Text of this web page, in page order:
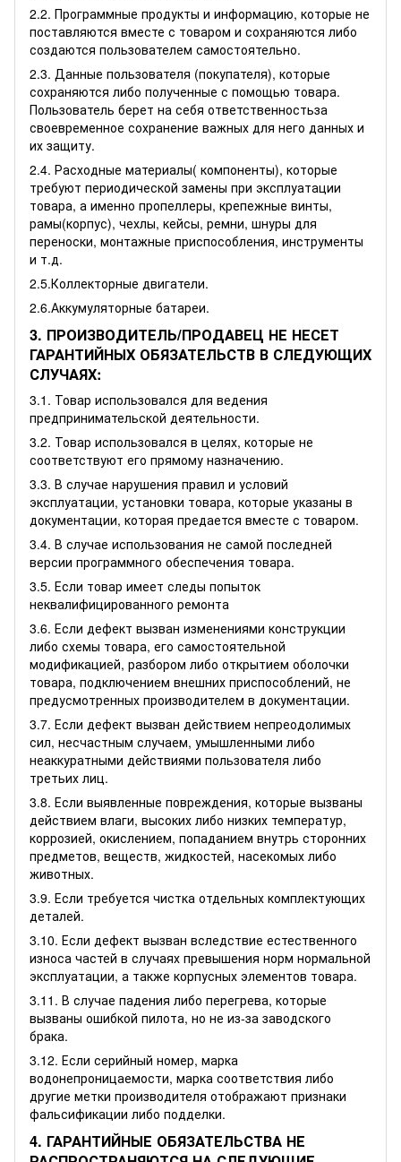
2.2. Программные продукты и информацию, которые не
поставляются вместе с товаром и сохраняются либо
создаются пользователем самостоятельно.
2.3. Данные пользователя (покупателя), которые
сохраняются либо полученные с помощью товара.
Пользователь берет на себя ответственностьза
своевременное сохранение важных для него данных и
их защиту.
2.4. Расходные материалы( компоненты), которые
требуют периодической замены при эксплуатации
товара, а именно пропеллеры, крепежные винты,
рамы(корпус), чехлы, кейсы, ремни, шнуры для
переноски, монтажные приспособления, инструменты
и т.д.
2.5.Коллекторные двигатели.
2.6.Аккумуляторные батареи.
3. ПРОИЗВОДИТЕЛЬ/ПРОДАВЕЦ НЕ НЕСЕТ
ГАРАНТИЙНЫХ ОБЯЗАТЕЛЬСТВ В СЛЕДУЮЩИХ
СЛУЧАЯХ:
3.1. Товар использовался для ведения
предпринимательской деятельности.
3.2. Товар использовался в целях, которые не
соответствуют его прямому назначению.
3.3. В случае нарушения правил и условий
эксплуатации, установки товара, которые указаны в
документации, которая предается вместе с товаром.
3.4. В случае использования не самой последней
версии программного обеспечения товара.
3.5. Если товар имеет следы попыток
неквалифицированного ремонта
3.6. Если дефект вызван изменениями конструкции
либо схемы товара, его самостоятельной
модификацией, разбором либо открытием оболочки
товара, подключением внешних приспособлений, не
предусмотренных производителем в документации.
3.7. Если дефект вызван действием непреодолимых
сил, несчастным случаем, умышленными либо
неаккуратными действиями пользователя либо
третьих лиц.
3.8. Если выявленные повреждения, которые вызваны
действием влаги, высоких либо низких температур,
коррозией, окислением, попаданием внутрь сторонних
предметов, веществ, жидкостей, насекомых либо
животных.
3.9. Если требуется чистка отдельных комплектующих
деталей.
3.10. Если дефект вызван вследствие естественного
износа частей в случаях превышения норм нормальной
эксплуатации, а также корпусных элементов товара.
3.11. В случае падения либо перегрева, которые
вызваны ошибкой пилота, но не из-за заводского
брака.
3.12. Если серийный номер, марка
водонепроницаемости, марка соответствия либо
другие метки производителя отображают признаки
фальсификации либо подделки.
4. ГАРАНТИЙНЫЕ ОБЯЗАТЕЛЬСТВА НЕ